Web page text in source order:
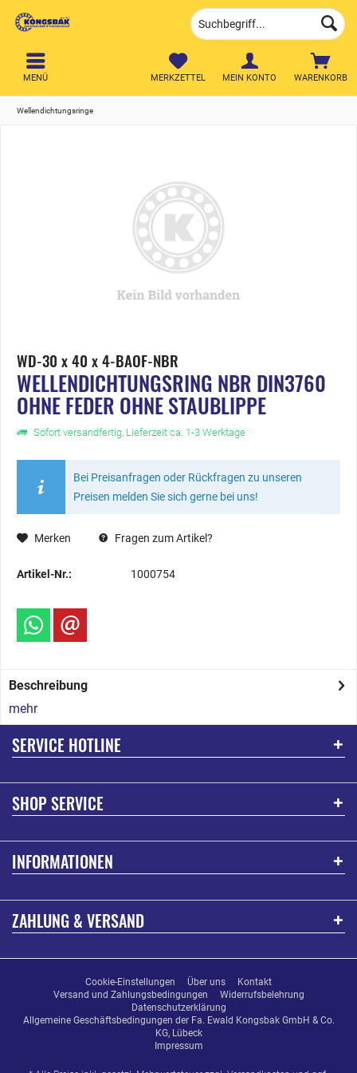
WARENKORB
MERKZETTEL MEIN KONTO
MENÜ
Wellendichtungsringe
WD-30 x 40 x 4-BAOF-NBR
WELLENDICHTUNGSRING NBR DIN3760
OHNE FEDER OHNE STAUBLIPPE
Sofort versandfertig, Lieferzeit ca. 1-3 Werktage
Bei Preisanfragen oder Rückfragen zu unseren
Preisen melden Sie sich gerne bei uns!
Merken Fragen zum Artikel?
Artikel-Nr.: 1000754
Beschreibung
mehr
SERVICE HOTLINE
SHOP SERVICE
INFORMATIONEN
ZAHLUNG & VERSAND
Cookie-Einstellungen Über uns
Kontakt
Versand und Zahlungsbedingungen
Widerrufsbelehrung
Datenschutzerklärung
Allgemeine Geschäftsbedingungen der Fa. Ewald Kongsbak GmbH & Co.
KG, Lübeck
Impressum